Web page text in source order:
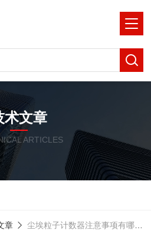
术文章
ARTICLES
章 尘埃粒子计数器注意事项有哪些？如何维护？